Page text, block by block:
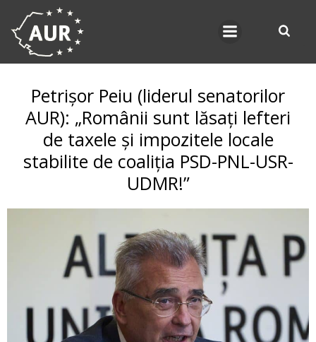
Petrișor Peiu (liderul senatorilor
AUR): „Românii sunt lăsați lefteri
de taxele și impozitele locale
stabilite de coaliția PSD-PNL-USR-
UDMR!”